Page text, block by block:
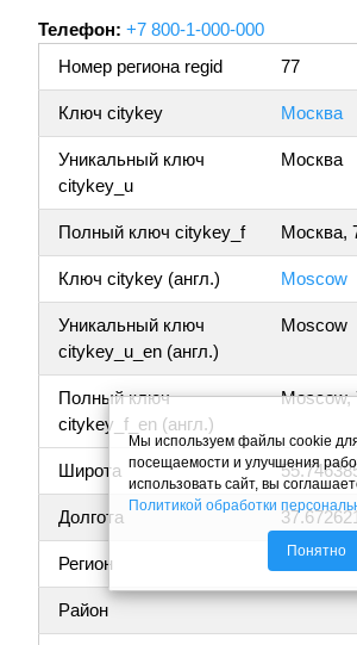
Телефон: +7 800-1-000-000
Номер региона regid
77
Ключ citykey Москва
Уникальный ключ
citykey_u
Москва
Полный ключ citykey_f Москва,
Ключ citykey (англ.) Moscow
Уникальный ключ
citykey_u_en (англ.)
Moscow
Полный ключ
citykey_f_en (англ.)
Moscow,
Широта
Долгота
Регион
Район
Мы используем файлы cookie
посещаемости и улучшения
использовать сайт, вы
Политикой обработки
Понятно